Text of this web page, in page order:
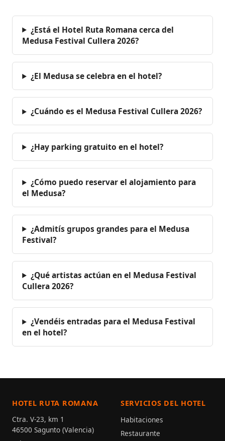
¿Está el Hotel Ruta Romana cerca del
Medusa Festival Cullera 2026?
¿El Medusa se celebra en el hotel?
¿Cuándo es el Medusa Festival Cullera 2026?
¿Hay parking gratuito en el hotel?
¿Cómo puedo reservar el alojamiento para
el Medusa?
¿Admitís grupos grandes para el Medusa
Festival?
¿Qué artistas actúan en el Medusa Festival
Cullera 2026?
¿Vendéis entradas para el Medusa Festival
en el hotel?
HOTEL RUTA ROMANA
Ctra. V-23, km 1
46500 Sagunto (Valencia)
SERVICIOS DEL HOTEL
Habitaciones
Restaurante